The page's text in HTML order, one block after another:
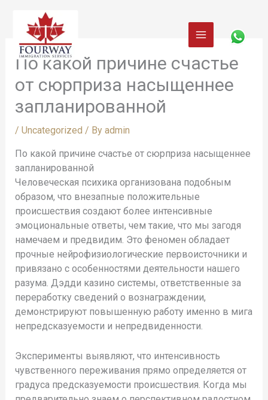
content
По какой причине счастье
от сюрприза насыщеннее
запланированной
/ Uncategorized / By admin
По какой причине счастье от сюрприза насыщеннее
запланированной
Человеческая психика организована подобным
образом, что внезапные положительные
происшествия создают более интенсивные
эмоциональные ответы, чем такие, что мы загодя
намечаем и предвидим. Это феномен обладает
прочные нейрофизиологические первоисточники и
привязано с особенностями деятельности нашего
разума. Дэдди казино системы, ответственные за
переработку сведений о вознаграждении,
демонстрируют повышенную работу именно в мига
непредсказуемости и непредвиденности.
Эксперименты выявляют, что интенсивность
чувственного переживания прямо определяется от
градуса предсказуемости происшествия. Когда мы